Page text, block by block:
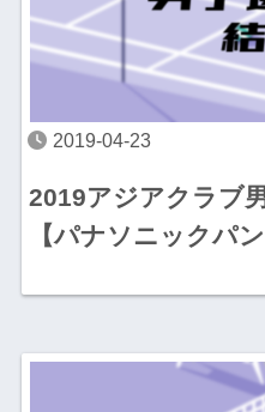
2019-04-23
2019アジアクラブ
【パナソニックパ